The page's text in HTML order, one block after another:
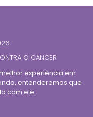
O CANCER
39 experiência em
entenderemos que
com ele.